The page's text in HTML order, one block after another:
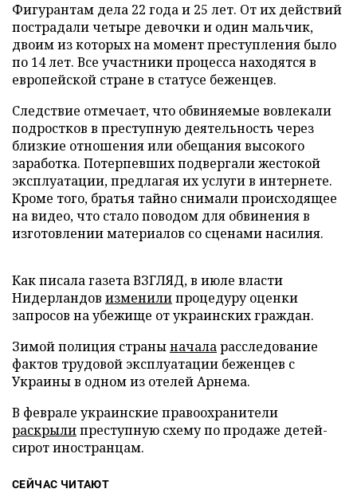
Фигурантам дела 22 года и 25 лет. От их действий
пострадали четыре девочки и один мальчик,
двоим из которых на момент преступления было
по 14 лет. Все участники процесса находятся в
европейской стране в статусе беженцев.
Следствие отмечает, что обвиняемые вовлекали
подростков в преступную деятельность через
близкие отношения или обещания высокого
заработка. Потерпевших подвергали жестокой
эксплуатации, предлагая их услуги в интернете.
Кроме того, братья тайно снимали происходящее
на видео, что стало поводом для обвинения в
изготовлении материалов со сценами насилия.
Как писала газета ВЗГЛЯД, в июле власти
Нидерландов изменилипроцедуру оценки
запросов на убежище от украинских граждан.
Зимой полиция страныначаларасследование
фактов трудовой эксплуатации беженцев с
Украины в одном из отелей Арнема.
В феврале украинские правоохранители
раскрылипреступную схему по продаже детей-
сирот иностранцам.
СЕЙЧАС ЧИТАЮТ